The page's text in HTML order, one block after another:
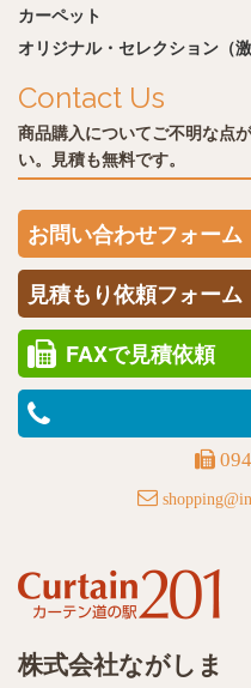
カーペット
オリジナル・セレクション（激
Contact Us
商品購入についてご不明な点
い。見積も無料です。
お問い合わせフォーム
見積もり依頼フォーム
FAXで見積依頼
株式会社ながしま